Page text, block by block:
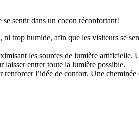
sentir dans un cocon réconfortant!
trop humide, afin que les visiteurs se
les sources de lumière artificielle.
laisser entrer toute la lumière possible.
l’idée de confort. Une